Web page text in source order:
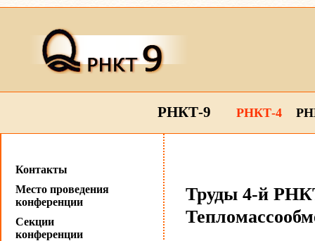
РНКТ-9 РНКТ-4
Контакты
Место проведения
конференции
Секции
конференции
Труды 4-й